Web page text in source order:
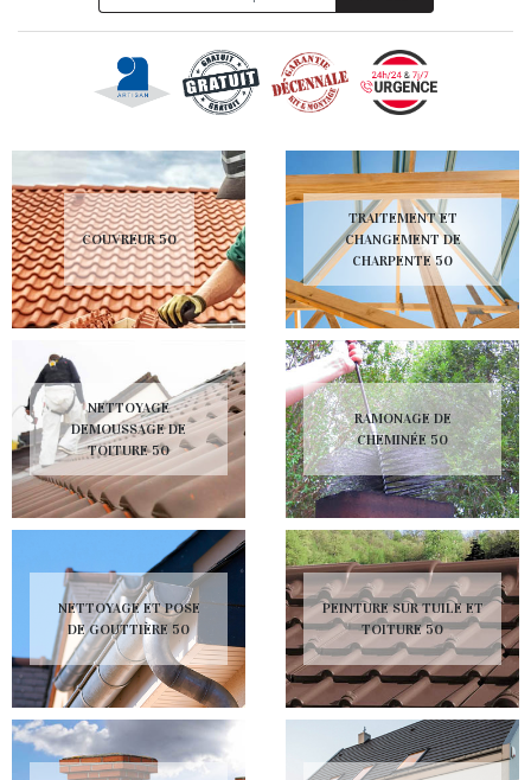
COUVREUR 50
NETTOYAGE
DEMOUSSAGE DE
TOITURE 50
NETTOYAGE ET POSE
DE GOUTTIÈRE 50
TRAITEMENT ET
CHANGEMENT DE
CHARPENTE 50
RAMONAGE DE
CHEMINÉE 50
PEINTURE SUR TUILE ET
TOITURE 50